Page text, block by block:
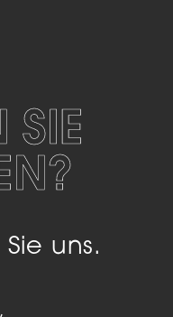
SIE
uns.